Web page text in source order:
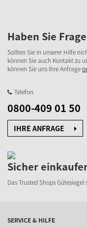
Haben Sie
Sollten Sie in unserer Hilfe
können Sie auch Kontakt zu
können Sie uns Ihre Anfrage
Telefon
0800-409 01 50
IHRE ANFRAGE
Sicher
Das Trusted Shops
SERVICE & HILFE